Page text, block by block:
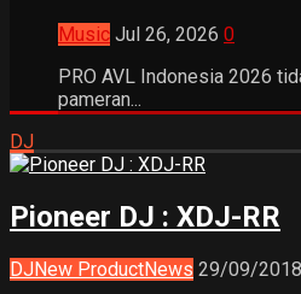
Music Jul 26, 2026 0
PRO AVL Indonesia 2026
pameran...
DJ
Pioneer DJ : XDJ-RR
DJNew ProductNews 29/09/2018